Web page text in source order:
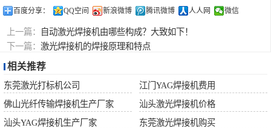
百度分享： QQ空间 新浪微博 腾讯微博 人人网 微信
上一篇：
自动激光焊接机由哪些构成？大致如下！
下一篇： 激光焊接机的焊接原理和特点
相关推荐
东莞激光打标机公司
江门YAG焊接机费用
佛山光纤传输焊接机生产厂家
汕头激光焊接机价格
汕头YAG焊接机生产厂家
东莞激光焊接机购买